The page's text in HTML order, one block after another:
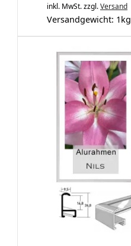
inkl. MwSt.zzgl.Versand
Versandgewicht: 1kg